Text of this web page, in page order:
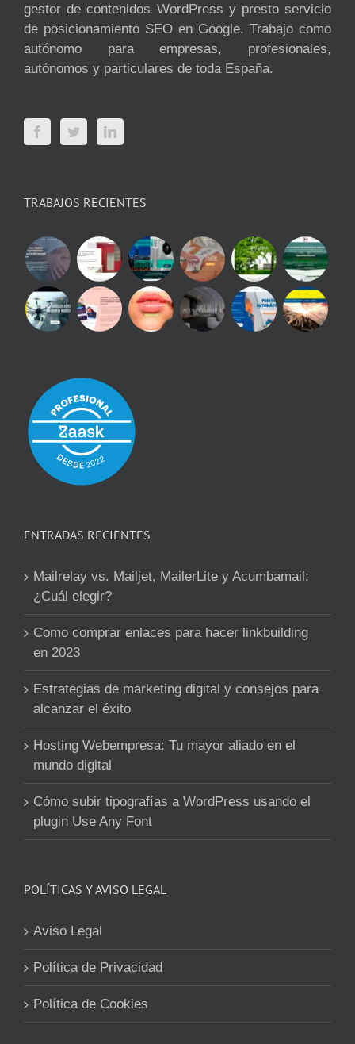
gestor de contenidos WordPress y presto servicio
de posicionamiento SEO en Google. Trabajo como
autónomo para empresas, profesionales,
autónomos y particulares de toda España.
TRABAJOS RECIENTES
ENTRADAS RECIENTES
Mailrelay vs. Mailjet, MailerLite y Acumbamail:
¿Cuál elegir?
Como comprar enlaces para hacer linkbuilding
en 2023
Estrategias de marketing digital y consejos para
alcanzar el éxito
Hosting Webempresa: Tu mayor aliado en el
mundo digital
Cómo subir tipografías a WordPress usando el
plugin Use Any Font
POLÍTICAS Y AVISO LEGAL
Aviso Legal
Política de Privacidad
Política de Cookies